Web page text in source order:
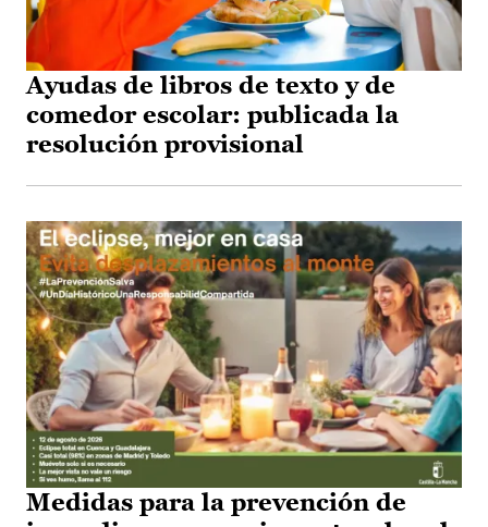
Ayudas de libros de texto y de
comedor escolar: publicada la
resolución provisional
Medidas para la prevención de